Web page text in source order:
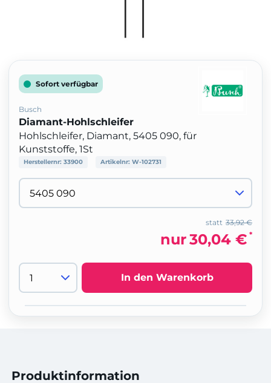
Sofort verfügbar
Busch
Diamant-Hohlschleifer
Hohlschleifer, Diamant, 5405 090, für
Kunststoffe, 1St
Herstellernr: 33900 Artikelnr: W-102731
33,92 €
statt
nur30,04 € *
In den Warenkorb
Produktinformation